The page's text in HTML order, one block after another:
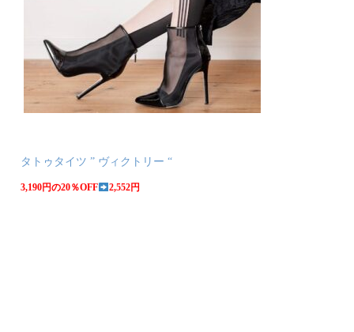
タトゥタイツ ” ヴィクトリー “
3,190円の20％OFF 2,552円